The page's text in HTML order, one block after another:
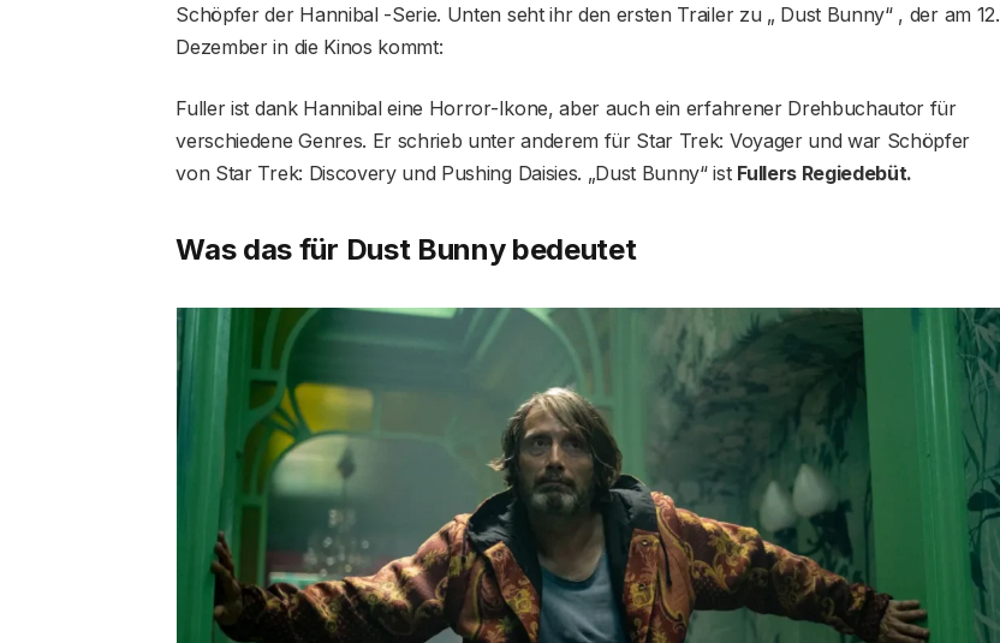
Schöpfer der Hannibal -Serie. Unten seht ihr den ersten Trailer zu „ Dust Bunny“ , der am 12.
Dezember in die Kinos kommt:
Fuller ist dank Hannibal eine Horror-Ikone, aber auch ein erfahrener Drehbuchautor für
verschiedene Genres. Er schrieb unter anderem für Star Trek: Voyager und war Schöpfer
von Star Trek: Discovery und Pushing Daisies. „Dust Bunny“ ist Fullers Regiedebüt.
Was das für Dust Bunny bedeutet